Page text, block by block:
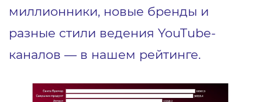
миллионники, новые бренды и
разные стили ведения YouTube-
каналов ― в нашем рейтинге.